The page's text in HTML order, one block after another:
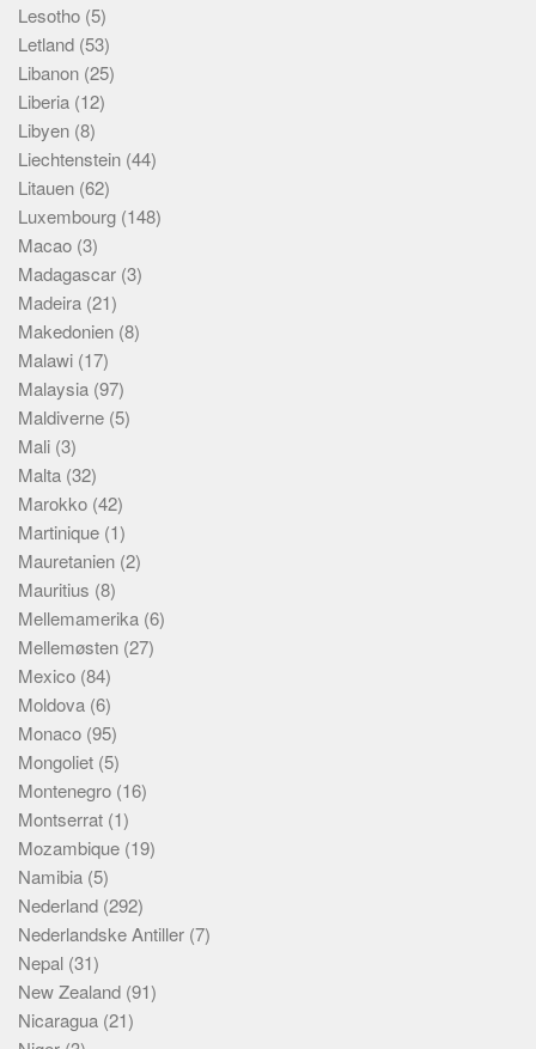
Lesotho (5)
Letland (53)
Libanon (25)
Liberia (12)
Libyen (8)
Liechtenstein (44)
Litauen (62)
Luxembourg (148)
Macao (3)
Madagascar (3)
Madeira (21)
Makedonien (8)
Malawi (17)
Malaysia (97)
Maldiverne (5)
Mali (3)
Malta (32)
Marokko (42)
Martinique (1)
Mauretanien (2)
Mauritius (8)
Mellemamerika (6)
Mellemøsten (27)
Mexico (84)
Moldova (6)
Monaco (95)
Mongoliet (5)
Montenegro (16)
Montserrat (1)
Mozambique (19)
Namibia (5)
Nederland (292)
Nederlandske Antiller (7)
Nepal (31)
New Zealand (91)
Nicaragua (21)